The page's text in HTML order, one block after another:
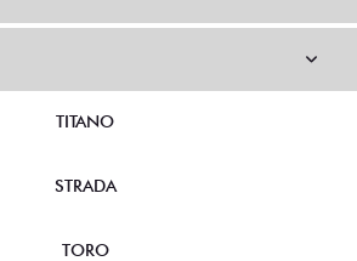
TITANO
STRADA
TORO